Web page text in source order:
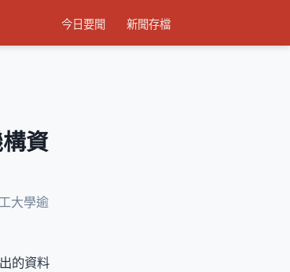
今日要聞 新聞存檔
資
大學逾
的資料